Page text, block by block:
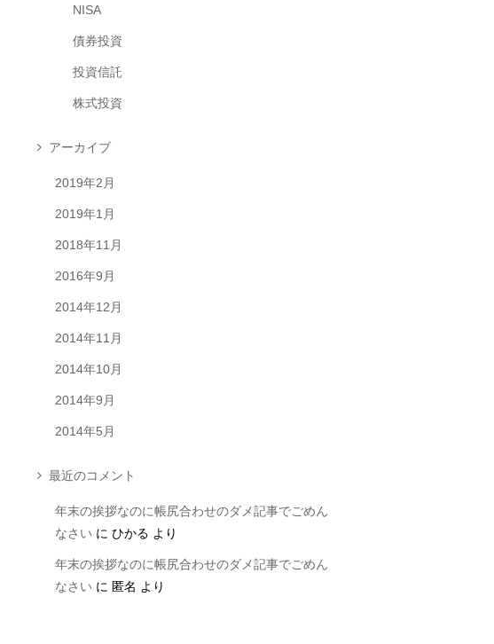
NISA
債券投資
投資信託
株式投資
アーカイブ
2019年2月
2019年1月
2018年11月
2016年9月
2014年12月
2014年11月
2014年10月
2014年9月
2014年5月
最近のコメント
年末の挨拶なのに帳尻合わせのダメ記事でごめん
なさい に ひかる より
年末の挨拶なのに帳尻合わせのダメ記事でごめん
なさい に 匿名 より